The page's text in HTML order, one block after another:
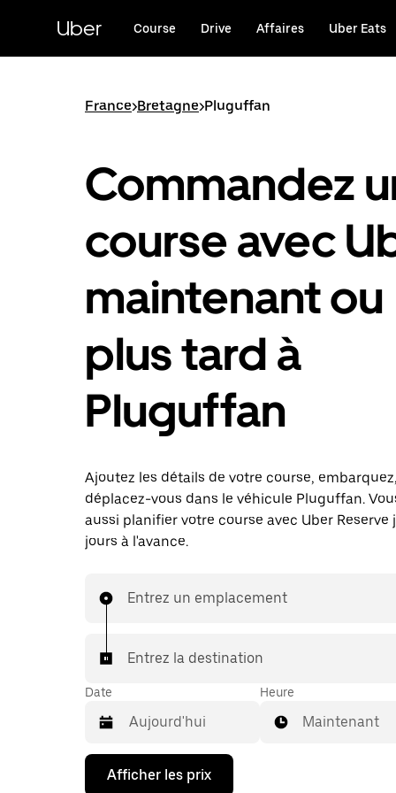
principal
Uber Course Drive Affaires Uber Eats
France>Bretagne>Pluguffan
Commandez
course avec
maintenant ou
plus tard à
Pluguffan
Ajoutez les détails de votre course,
déplacez-vous dans le véhicule Pluguffan.
aussi planifier votre course avec Uber Reserve
jours à l'avance.
Entrez un emplacement
Entrez la destination
Date
Appuyez
Heure
Maintenant
Afficher les prix